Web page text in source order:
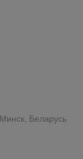
Беларусь